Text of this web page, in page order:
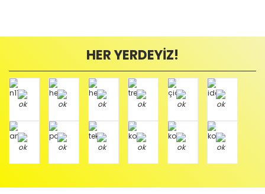
HER YERDEYİZ!